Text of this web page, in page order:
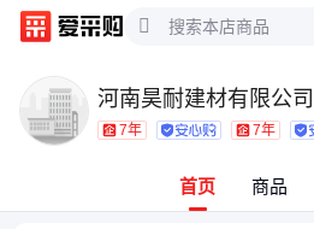
河南昊耐建材有限公司
7年 7年
首页 商品